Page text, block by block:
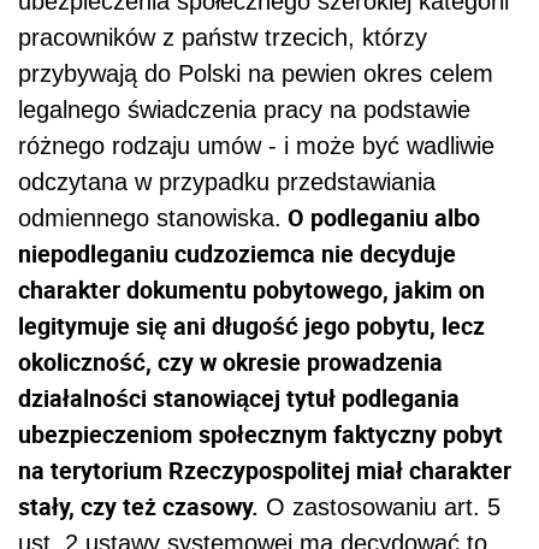
pracowników z państw trzecich, którzy
przybywają do Polski na pewien okres celem
legalnego świadczenia pracy na podstawie
różnego rodzaju umów - i może być wadliwie
odczytana w przypadku przedstawiania
odmiennego stanowiska. O podleganiu albo
niepodleganiu cudzoziemca nie decyduje
charakter dokumentu pobytowego, jakim on
legitymuje się ani długość jego pobytu, lecz
okoliczność, czy w okresie prowadzenia
działalności stanowiącej tytuł podlegania
ubezpieczeniom społecznym faktyczny pobyt
na terytorium Rzeczypospolitej miał charakter
stały, czy też czasowy. O zastosowaniu art. 5
ust. 2 ustawy systemowej ma decydować to,